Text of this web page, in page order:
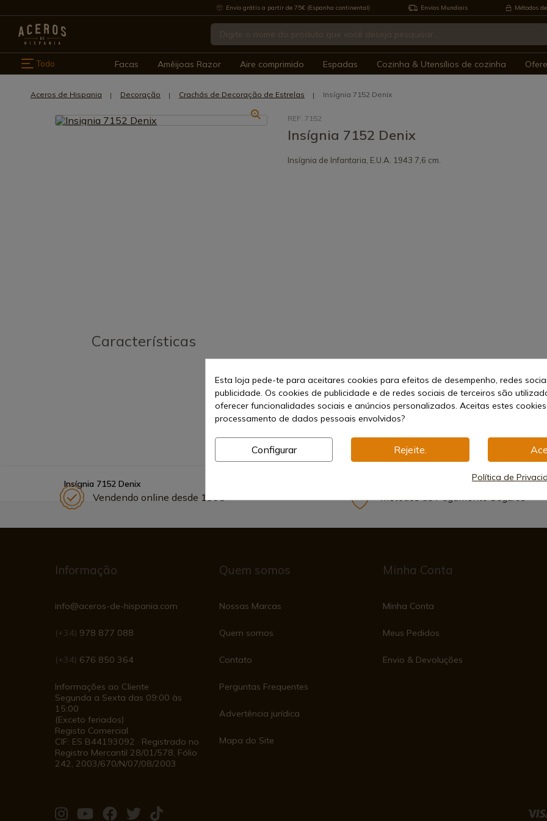
Envio grátis a partir de 75€ (Espanha continental) Envios Mundiais Métodos
Todo Facas Amêijoas Razor Aire comprimido Espadas Cozinha & Utensílios de cozinha
Aceros de Hispania Decoração Crachás de Decoração de Estrelas Insígnia 7152 Denix
REF: 7152
Insígnia 7152 Denix
Insígnia de Infantaria, E.U.A. 1943 7,6 cm.
Características
Insígnia 7152 Denix
Vendendo online desde 1998 Métodos de Pagamento Seguros
Informação
info@aceros-de-hispania.com
(+34) 978 877 088
(+34) 676 850 364
Informações ao Cliente
Segunda a Sexta das 09:00 às
15:00
(Exceto feriados)
Registo Comercial
CIF: ES B44193092 · Registrado no
Registro Mercantil 28/01/578, Fólio
242, 2003/670/N/07/08/2003
Quem somos
Nossas Marcas
Quem somos
Contato
Perguntas Frequentes
Advertência jurídica
Mapa do Site
Minha Conta
Minha Conta
Meus Pedidos
Envio & Devoluções
Esta loja pede-te para aceitares cookies para efeitos de desempenho, redes
publicidade. Os cookies de publicidade e de redes sociais de terceiros são
oferecer funcionalidades sociais e anúncios personalizados. Aceitas estes
processamento de dados pessoais envolvidos?
Configurar Rejeite.
Política de